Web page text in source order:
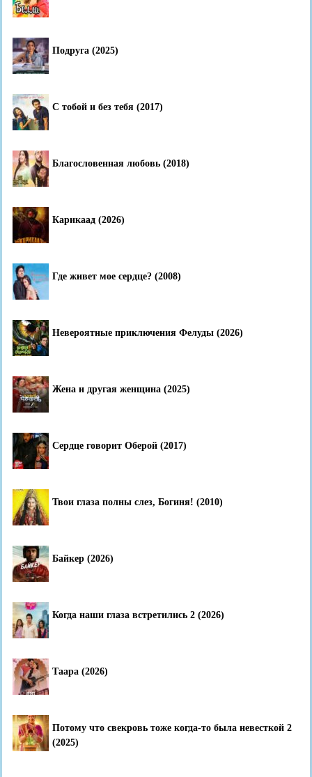
Подруга (2025)
С тобой и без тебя (2017)
Благословенная любовь (2018)
Карикаад (2026)
Где живет мое сердце? (2008)
Невероятные приключения Фелуды (2026)
Жена и другая женщина (2025)
Сердце говорит Оберой (2017)
Твои глаза полны слез, Богиня! (2010)
Байкер (2026)
Когда наши глаза встретились 2 (2026)
Таара (2026)
Потому что свекровь тоже когда-то была невесткой 2
(2025)